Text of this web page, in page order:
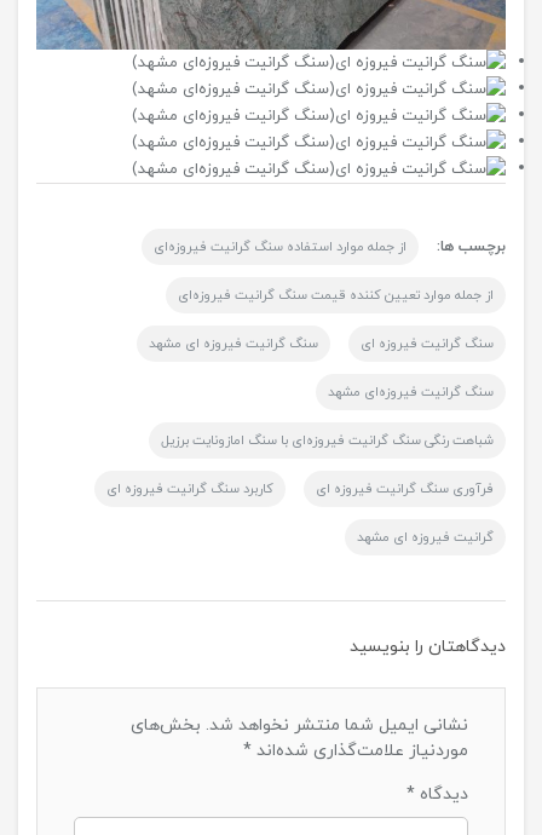
برچسب ها: از جمله موارد استفاده سنگ گرانیت فیروزه‌ای
از جمله موارد تعیین کننده قیمت سنگ گرانیت فیروزه‌ای
سنگ گرانیت فیروزه ای سنگ گرانیت فیروزه ای مشهد
سنگ گرانیت فیروزه‌ای مشهد
شباهت رنگی سنگ گرانیت فیروزه‌ای با سنگ امازونایت برزیل
فرآوری سنگ گرانیت فیروزه ای کاربرد سنگ گرانیت فیروزه ای
گرانیت فیروزه ای مشهد
دیدگاهتان را بنویسید
نشانی ایمیل شما منتشر نخواهد شد. بخش‌های
موردنیاز علامت‌گذاری شده‌اند *
دیدگاه *